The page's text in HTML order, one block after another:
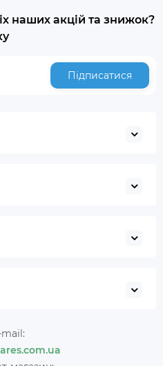
наших акцій та знижок?
Підписатися
mail: